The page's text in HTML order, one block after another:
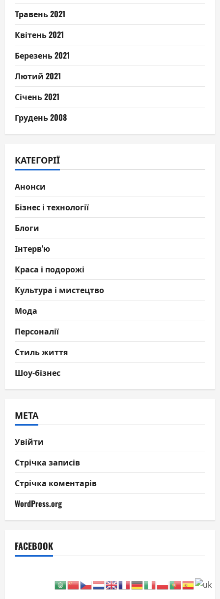
Травень 2021
Квітень 2021
Березень 2021
Лютий 2021
Січень 2021
Грудень 2008
КАТЕГОРІЇ
Анонси
Бізнес і технології
Блоги
Інтерв'ю
Краса і подорожі
Культура і мистецтво
Мода
Персоналії
Стиль життя
Шоу-бізнес
МЕТА
Увійти
Стрічка записів
Стрічка коментарів
WordPress.org
FACEBOOK